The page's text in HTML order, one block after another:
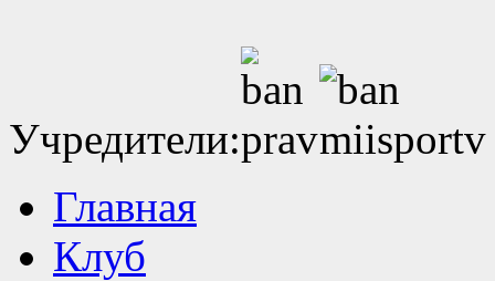
Учредители:
Главная
Клуб